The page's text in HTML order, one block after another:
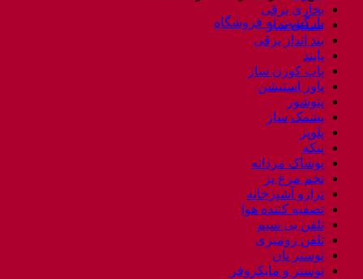
بازگشت به فروشگاه
بخاری برقی
بستنی ساز
بند انداز برقی
پابند
پاپ کورن ساز
پاور استیشن
پتوشور
پشمک ساز
پلوپز
پنکه
پوشاک مردانه
تخم مرغ پز
ترازو آشپزخانه
تصفیه کننده هوا
تلفن بی سیم
تلفن رومیزی
توستر نان
توستر و مایکروفر